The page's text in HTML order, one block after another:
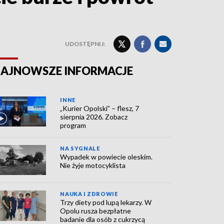
UDOSTĘPNIJ:
INFORMACJE
INNE
„Kurier Opolski” – flesz, 7
sierpnia 2026. Zobacz
program
NA SYGNALE
Wypadek w powiecie oleskim.
Nie żyje motocyklista
NAUKA I ZDROWIE
Trzy diety pod lupą lekarzy. W
Opolu rusza bezpłatne
badanie dla osób z cukrzycą